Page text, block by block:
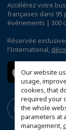
Our website
usage,
cookies, that
required your
the whole
parameters at
management,
Accélérez votre
françaises dans 95
événements | 300
Réservée
l'International,